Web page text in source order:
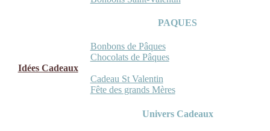
PAQUES
Bonbons de Pâques
Chocolats de Pâques
Idées Cadeaux
Cadeau St Valentin
Fête des grands Mères
Univers Cadeaux